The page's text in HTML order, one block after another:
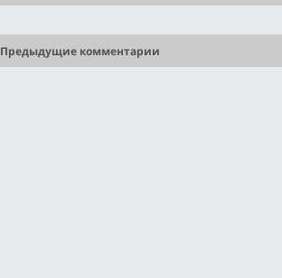
Предыдущие комментарии